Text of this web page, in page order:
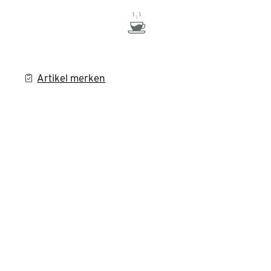
Artikel merken